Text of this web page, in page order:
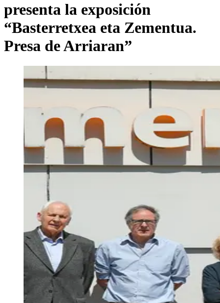
presenta la exposición
“Basterretxea eta Zementua.
Presa de Arriaran”